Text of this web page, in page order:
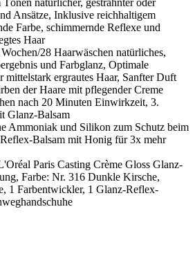
natürlicher, gesträhnter oder
Ansätze, Inklusive reichhaltigem
Farbe, schimmernde Reflexe und
Haar
28 Haarwäschen natürliches,
und Farbglanz, Optimale
mittelstark ergrautes Haar, Sanfter Duft
der Haare mit pflegender Creme
nach 20 Minuten Einwirkzeit, 3.
Glanz-Balsam
Ammoniak und Silikon zum Schutz beim
Balsam mit Honig für 3x mehr
Paris Casting Crème Gloss Glanz-
Farbe: Nr. 316 Dunkle Kirsche,
1 Farbentwickler, 1 Glanz-Reflex-